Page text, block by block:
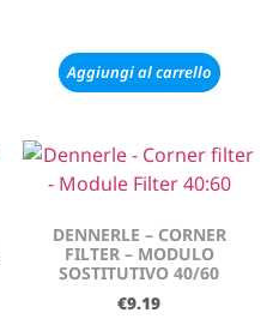
Aggiungi al carrello
DENNERLE – CORNER
FILTER – MODULO
SOSTITUTIVO 40/60
€9.19